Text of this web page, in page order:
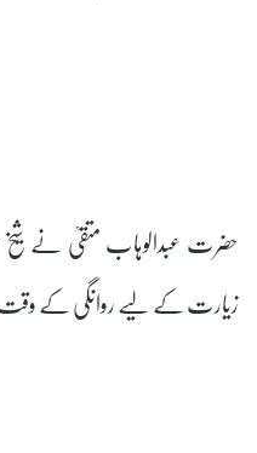
حضرت عبدالوہاب متقیؒ نے شیخ
زیارت کے لیے روانگی کے وقت